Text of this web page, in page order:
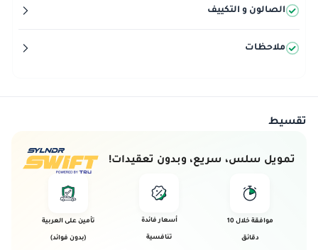
الصالون و التكييف
ملاحظات
تقسيط
تمويل سلس، سريع، وبدون تعقيدات!
موافقة خلال 10
دقائق
أسعار فائدة
تنافسية
تأمين على العربية
(بدون فوائد)